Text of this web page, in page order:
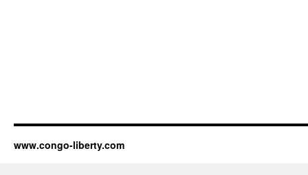
www.congo-liberty.com